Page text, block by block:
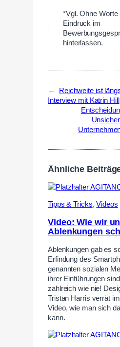
*Vgl. Ohne Worte
Eindruck im
hinterlassen.
←
Reichweite ist
Interview mit Katrin Hill
Ähnliche
Tipps & Tricks,Videos
Video: Wie wir
Ablenkungen
Ablenkungen gab es
Erfindung des
genannten sozialen
ihrer Einführungen
zahlreich wie nie!
Tristan Harris verrät
Video, wie man sich
kann.